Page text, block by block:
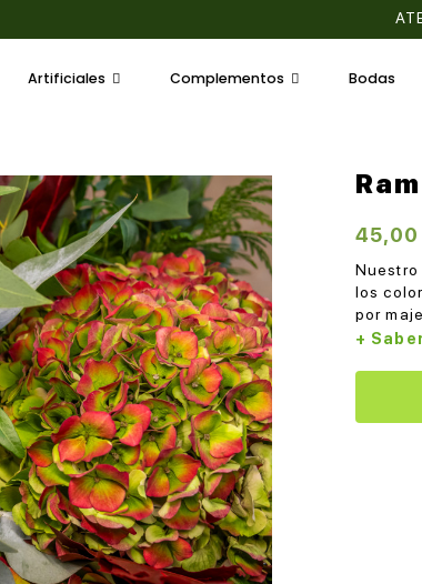
Artificiales Complementos Bodas
45,00
Nuestro
los
por
+